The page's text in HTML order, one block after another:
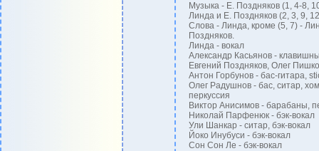
Музыка - Е. Поздняков (1, 4-8,
Линда и Е. Поздняков (2, 3, 9,
Слова - Линда, кроме (5, 7) -
Поздняков.
Линда - вокал
Александр Касьянов -
Евгений Поздняков, Олег
Антон Горбунов - бас-гитара,
Олег Радушнов - бас, ситар,
перкуссия
Виктор Анисимов - барабаны,
Николай Парфенюк - бэк-вокал
Ули Шанкар - ситар, бэк-вокал
Йоко Инубуси - бэк-вокал
Сон Сон Ле - бэк-вокал